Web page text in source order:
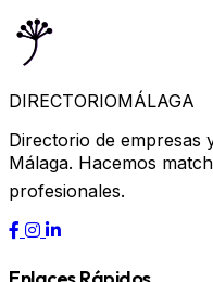
DIRECTORIOMÁLAGA
Directorio de empresas
Málaga. Hacemos
profesionales.